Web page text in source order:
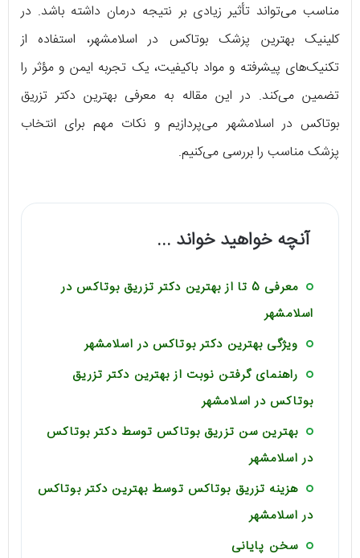
مناسب می‌تواند تأثیر زیادی بر نتیجه درمان داشته باشد. در
کلینیک بهترین پزشک بوتاکس در اسلامشهر، استفاده از
تکنیک‌های پیشرفته و مواد باکیفیت، یک تجربه ایمن و مؤثر را
تضمین می‌کند. در این مقاله به معرفی بهترین دکتر تزریق
بوتاکس در اسلامشهر می‌پردازیم و نکات مهم برای انتخاب
پزشک مناسب را بررسی می‌کنیم.
آنچه خواهید خواند ...
معرفی 5 تا از بهترین دکتر تزریق بوتاکس در
اسلامشهر
ویژگی بهترین دکتر بوتاکس در اسلامشهر
راهنمای گرفتن نوبت از بهترین دکتر تزریق
بوتاکس در اسلامشهر
بهترین سن تزریق بوتاکس توسط دکتر بوتاکس
در اسلامشهر
هزینه تزریق بوتاکس توسط بهترین دکتر بوتاکس
در اسلامشهر
سخن پایانی